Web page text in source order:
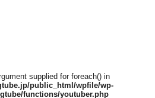
supplied for foreach() in
public_html/wpfile/wp-
functions/youtuber.php